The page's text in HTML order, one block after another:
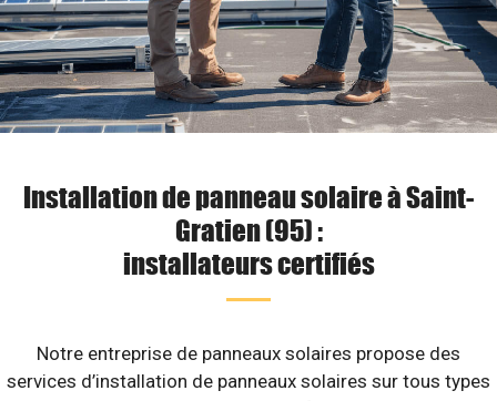
Installation de panneau solaire à Saint-
Gratien (95) :
installateurs certifiés
Notre entreprise de panneaux solaires propose des
services d’installation de panneaux solaires sur tous types